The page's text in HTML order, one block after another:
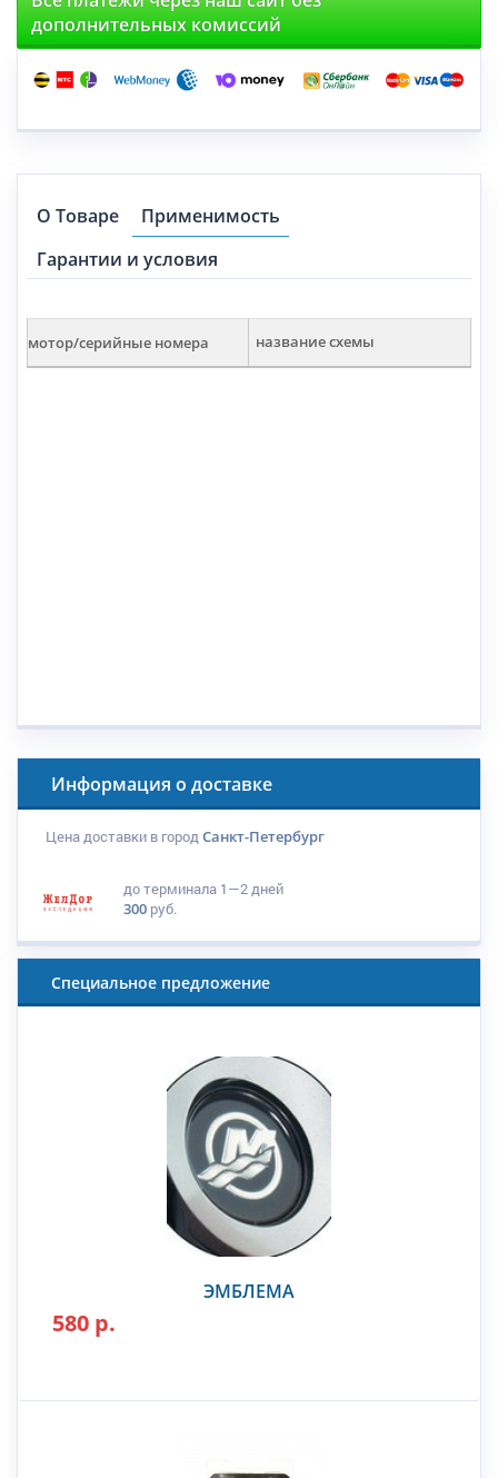
дополнительных комиссий
О Товаре
Применимость
Гарантии и условия
мотор/серийные номера название схемы
Информация о доставке
Цена доставки в городСанкт-Петербург
до терминала 1—2 дней
300 руб.
Специальное предложение
ЭМБЛЕМА
580 р.